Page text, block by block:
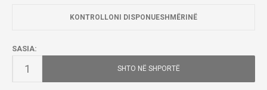
KONTROLLONI DISPONUESHMËRINË
SASIA:
SHTO NË SHPORTË